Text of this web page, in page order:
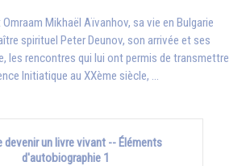
Omraam Mikhaël Aïvanhov, sa vie en Bulgarie
spirituel Peter Deunov, son arrivée et ses
les rencontres qui lui ont permis de transmettre
Initiatique au XXème siècle, ...
devenir un livre vivant -- Éléments
d'autobiographie 1